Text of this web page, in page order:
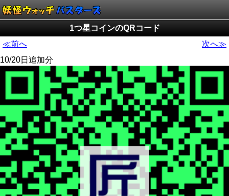
1つ星コインのQRコード
≪前へ
次へ≫
10/20日追加分